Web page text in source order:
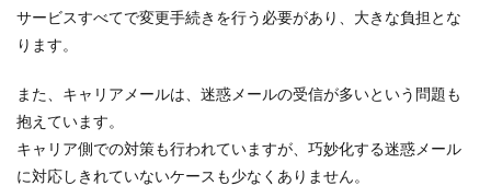
サービスすべてで変更手続きを行う必要があり、大きな負担とな
ります。
また、キャリアメールは、迷惑メールの受信が多いという問題も
抱えています。
キャリア側での対策も行われていますが、巧妙化する迷惑メール
に対応しきれていないケースも少なくありません。